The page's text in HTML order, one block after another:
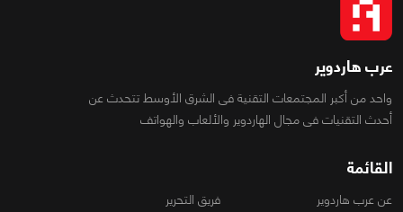
عرب هاردوير
واحد من أكبر المجتمعات التقنية فى الشرق الأوسط تتحدث عن
أحدث التقنيات فى مجال الهاردوير والألعاب والهواتف
القائمة
عن عرب هاردوير فريق التحرير